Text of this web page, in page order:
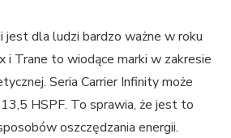
jest dla ludzi bardzo ważne w roku
i Trane to wiodące marki w zakresie
Seria Carrier Infinity może
HSPF. To sprawia, że ​​jest to
oszczędzania energii.